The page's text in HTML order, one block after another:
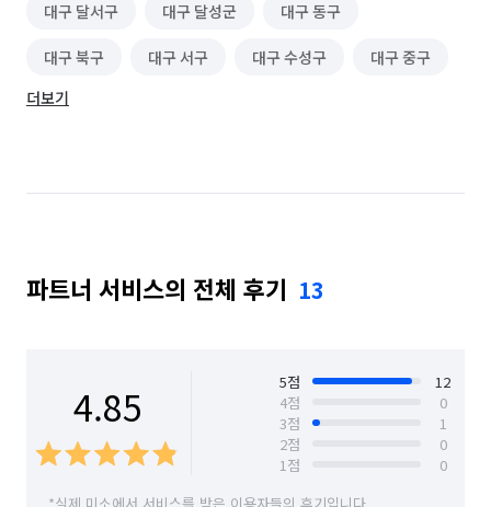
대구 달서구 대구 달성군 대구 동구
대구 북구 대구 서구 대구 수성구
대구 중구
더보기
파트너 서비스의 전체 후기 13
4.85 5점
12
4점
0
3점
1
2점
0
1점
0